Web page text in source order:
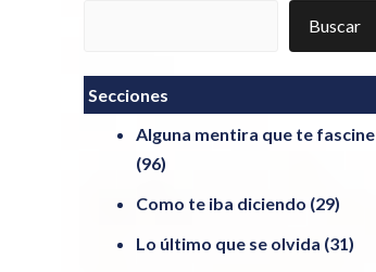
Buscar
Secciones
Alguna mentira que te fascine
(96)
Como te iba diciendo (29)
Lo último que se olvida (31)